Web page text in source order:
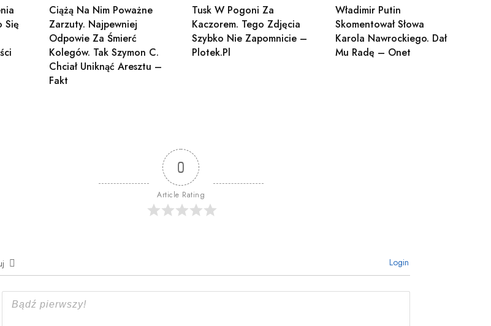
Się
Ciążą Na Nim Poważne
Zarzuty. Najpewniej
Odpowie Za Śmierć
Kolegów. Tak Szymon C.
Chciał Uniknąć Aresztu –
Fakt
Tusk W Pogoni Za
Kaczorem. Tego Zdjęcia
Szybko Nie Zapomnicie –
Plotek.pl
Władimir Putin
Skomentował Słowa
Karola Nawrockiego. Dał
Mu Radę – Onet
0
Article Rating
Login